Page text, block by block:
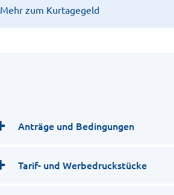
Mehr zum Kurtagegeld
Anträge und Bedingungen
Tarif- und Werbedruckstücke